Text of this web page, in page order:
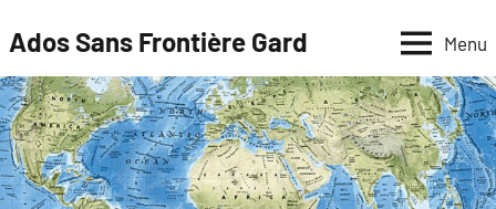
au
contenu
Ados Sans Frontière Gard Menu